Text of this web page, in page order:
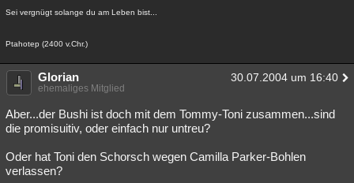
Sei vergnügt solange du am Leben bist...
Ptahotep (2400 v.Chr.)
Glorian 30.07.2004 um 16:40
ehemaliges Mitglied
Aber...der Bushi ist doch mit dem Tommy-Toni zusammen...sind
die promisuitiv, oder einfach nur untreu?
Oder hat Toni den Schorsch wegen Camilla Parker-Bohlen
verlassen?